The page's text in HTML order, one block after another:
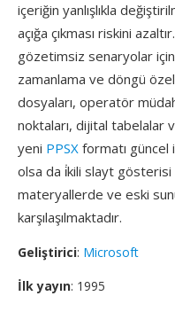
içeriğin yanlışlıkla
açığa çıkması riskini
gözetimsiz senaryolar
zamanlama ve döngü
dosyaları, operatör
noktaları, dijital tabelalar
yeni PPSX formatı güncel
olsa da i̇kili slayt gösterisi
materyallerde ve eski
karşılaşılmaktadır.
Geliştirici: Microsoft
İlk yayın: 1995